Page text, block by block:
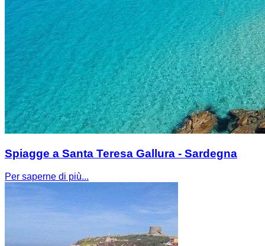
Spiagge a Santa Teresa Gallura - Sardegna
Per saperne di più...